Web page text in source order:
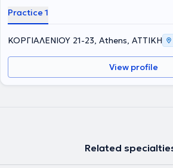
Practice 1
ΚΟΡΓΙΑΛΕΝΙΟΥ 21-23, Athens, ΑΤΤΙΚΗ
View profile
Related